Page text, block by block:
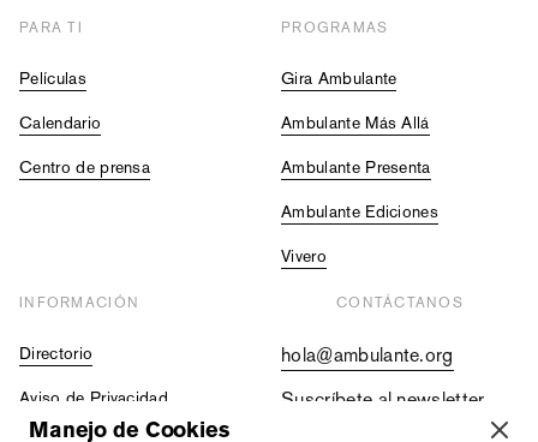
PARA TI
Películas
Calendario
Centro de prensa
PROGRAMAS
Gira Ambulante
Ambulante Más Allá
Ambulante Presenta
Ambulante Ediciones
Vivero
INFORMACIÓN
Directorio
Aviso de Privacidad
CONTÁCTANOS
hola@ambulante.org
Suscríbete al newsletter
Manejo de Cookies